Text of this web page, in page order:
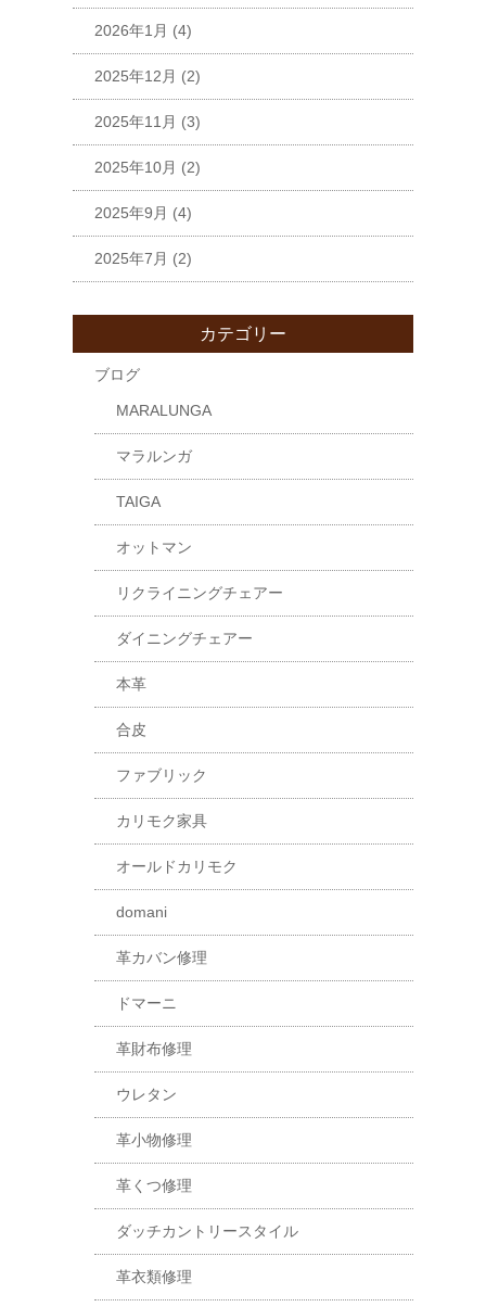
2026年1月 (4)
2025年12月 (2)
2025年11月 (3)
2025年10月 (2)
2025年9月 (4)
2025年7月 (2)
カテゴリー
ブログ
MARALUNGA
マラルンガ
TAIGA
オットマン
リクライニングチェアー
ダイニングチェアー
本革
合皮
ファブリック
カリモク家具
オールドカリモク
domani
革カバン修理
ドマーニ
革財布修理
ウレタン
革小物修理
革くつ修理
ダッチカントリースタイル
革衣類修理